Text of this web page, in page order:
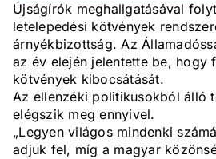
Újságírók meghallgatásával
letelepedési kötvények
árnyékbizottság. Az
az év elején jelentette be, hogy
kötvények kibocsátását.
Az ellenzéki politikusokból álló
elégszik meg ennyivel.
„Legyen világos mindenki
adjuk fel, míg a magyar